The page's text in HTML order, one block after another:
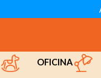
OFICINA